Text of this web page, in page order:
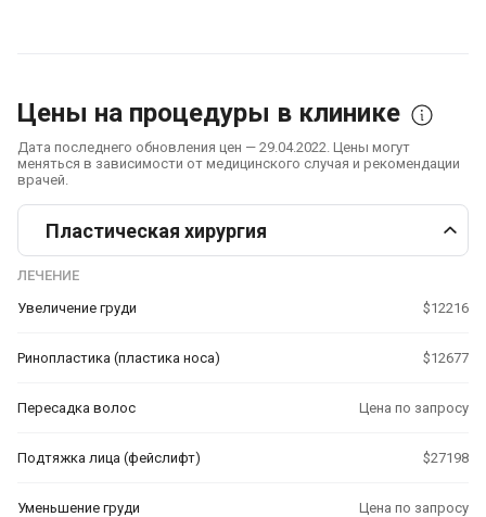
Цены на процедуры в клинике
Дата последнего обновления цен — 29.04.2022. Цены могут
меняться в зависимости от медицинского случая и рекомендации
врачей.
Пластическая хирургия
ЛЕЧЕНИЕ
Увеличение груди
$12216
Ринопластика (пластика носа) $12677
Пересадка волос Цена по запросу
Подтяжка лица (фейслифт) $27198
Уменьшение груди Цена по запросу